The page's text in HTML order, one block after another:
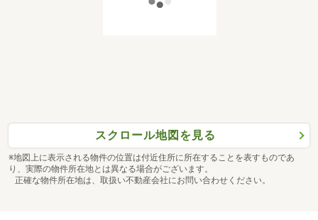
スクロール地図を見る
※地図上に表示される物件の位置は付近住所に所在することを表すものであ
り、実際の物件所在地とは異なる場合がございます。
正確な物件所在地は、取扱い不動産会社にお問い合わせください。